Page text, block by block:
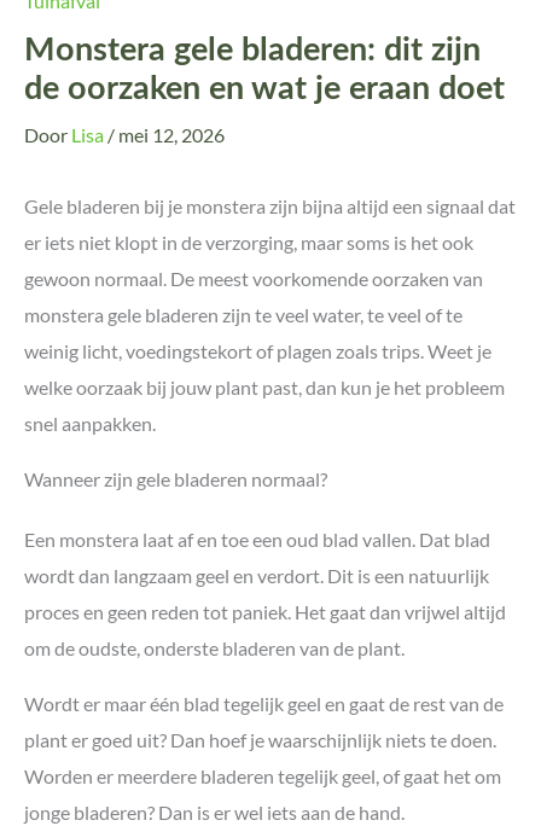
Monstera gele bladeren: dit zijn
de oorzaken en wat je eraan doet
Door Lisa / mei 12, 2026
Gele bladeren bij je monstera zijn bijna altijd een signaal dat
er iets niet klopt in de verzorging, maar soms is het ook
gewoon normaal. De meest voorkomende oorzaken van
monstera gele bladeren zijn te veel water, te veel of te
weinig licht, voedingstekort of plagen zoals trips. Weet je
welke oorzaak bij jouw plant past, dan kun je het probleem
snel aanpakken.
Wanneer zijn gele bladeren normaal?
Een monstera laat af en toe een oud blad vallen. Dat blad
wordt dan langzaam geel en verdort. Dit is een natuurlijk
proces en geen reden tot paniek. Het gaat dan vrijwel altijd
om de oudste, onderste bladeren van de plant.
Wordt er maar één blad tegelijk geel en gaat de rest van de
plant er goed uit? Dan hoef je waarschijnlijk niets te doen.
Worden er meerdere bladeren tegelijk geel, of gaat het om
jonge bladeren? Dan is er wel iets aan de hand.